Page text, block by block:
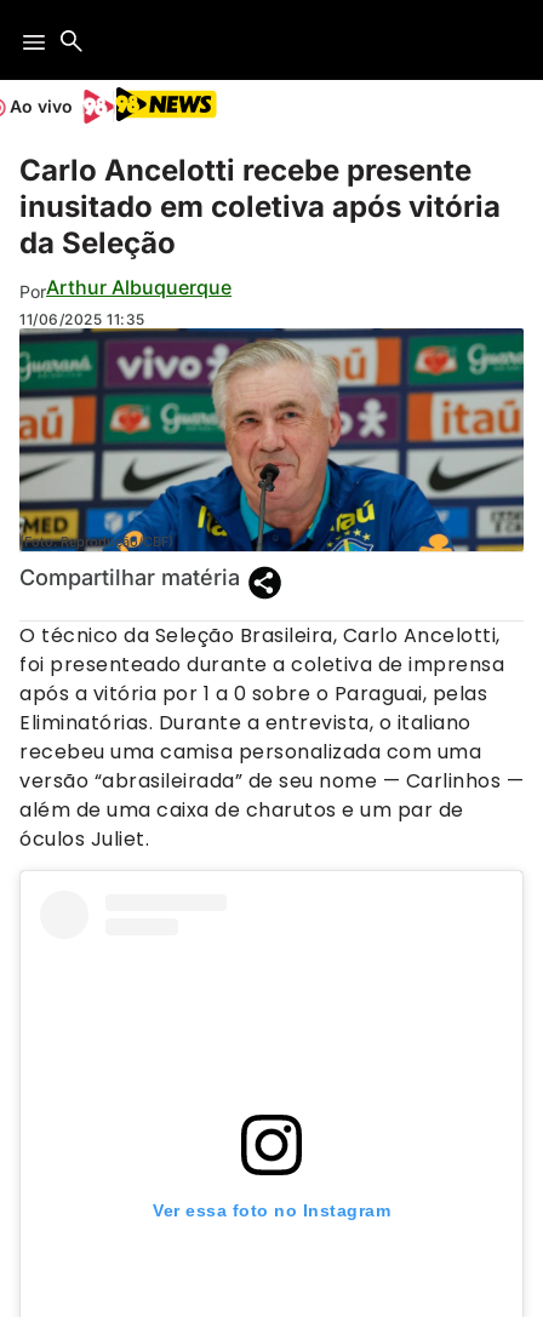
Ao vivo
Carlo Ancelotti recebe presente
inusitado em coletiva após vitória
da Seleção
PorArthur Albuquerque
11/06/2025 11:35
(Foto: Reprodução/CBF)
Compartilhar matéria
O técnico da Seleção Brasileira, Carlo Ancelotti,
foi presenteado durante a coletiva de imprensa
após a vitória por 1 a 0 sobre o Paraguai, pelas
Eliminatórias. Durante a entrevista, o italiano
recebeu uma camisa personalizada com uma
versão “abrasileirada” de seu nome — Carlinhos —
além de uma caixa de charutos e um par de
óculos Juliet.
Ver essa foto no Instagram